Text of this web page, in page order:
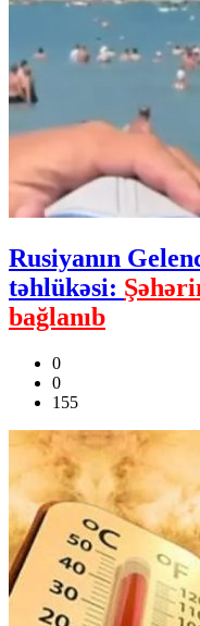
Rusiyanın
təhlükəsi:
bağlanıb
0
0
155